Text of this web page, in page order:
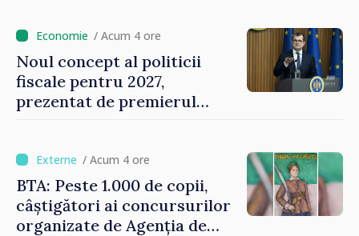
oamenilor”/ Acum 4 ore
Noul concept al politicii
fiscale pentru 2027,
prezentat de premierul
investițiile, taxăm viciile și
echilibrăm taxarea
consumului”
/ Acum 4 ore
BTA: Peste 1.000 de copii,
câștigători ai concursurilor
organizate de Agenția de